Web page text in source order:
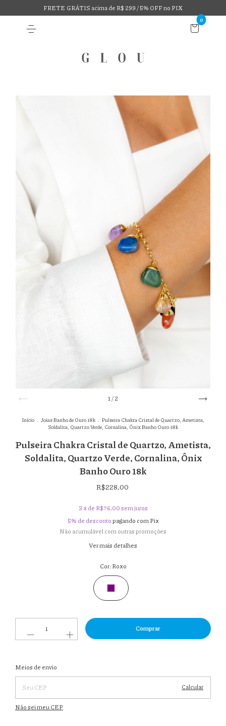
FRETE GRÁTIS acima de R$ 299 / 5% OFF no PIX
0
1/2
Início . Joias Banho de Ouro 18k . Pulseira Chakra Cristal de Quartzo, Ametista,
Soldalita, Quartzo Verde, Cornalina, Ônix Banho Ouro 18k
Pulseira Chakra Cristal de Quartzo, Ametista,
Soldalita, Quartzo Verde, Cornalina, Ônix
Banho Ouro 18k
R$228,00
3 x de R$76,00sem juros
5% de descontopagando com Pix
Não acumulável com outras promoções
Ver mais detalhes
Cor:Roxo
Entregas para o CEP:
CEP
Meios de envio
Calcular
Não sei meu CEP